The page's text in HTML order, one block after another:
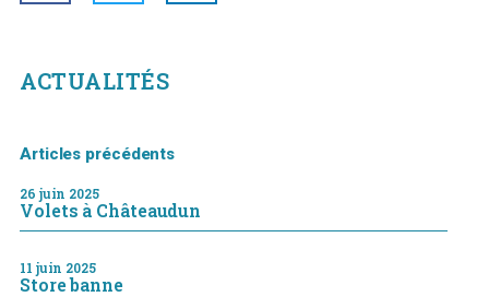
ACTUALITÉS
Articles précédents
26 juin 2025
Volets à Châteaudun
11 juin 2025
Store banne